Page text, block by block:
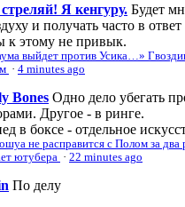
Я кенгуру. Будет
и получать часто в
к этому не привык.
выйдет против Усика…»
· 4 minutes ago
Bones Одно дело убегать
Другое - в ринге.
в боксе - отдельное
не расправится с Полом за
ютубера · 22 minutes ago
По делу